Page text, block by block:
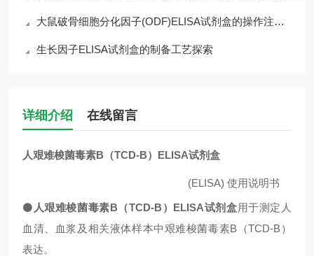
大鼠破骨细胞分化因子(ODF)ELISA试剂盒的操作注意事项
生长因子ELISA试剂盒的制备工艺探索
详细介绍 在线留言
人艰难梭菌毒素B（TCD-B）ELISA试剂盒
(ELISA) 使用说明书
⚫ 人艰难梭菌毒素B（TCD-B）ELISA试剂盒用于测定人
血清、血浆及相关液体样本中艰难梭菌毒素B（TCD-B）
表达。